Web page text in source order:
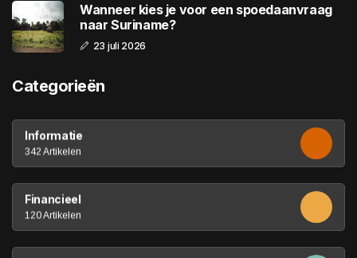
Wanneer kies je voor een spoedaanvraag
naar Suriname?
23 juli 2026
Categorieën
Informatie
342 Artikelen
Financieel
120 Artikelen